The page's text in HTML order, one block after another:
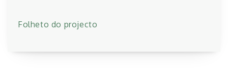
Folheto do projecto